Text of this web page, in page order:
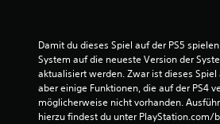
Damit du dieses Spiel auf der PS5
System auf die neueste Version der
aktualisiert werden. Zwar ist dieses Spiel
aber einige Funktionen, die auf der PS4
möglicherweise nicht vorhanden.
hierzu findest du unter PlayStation.com/